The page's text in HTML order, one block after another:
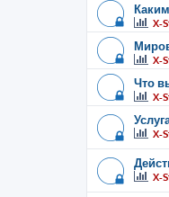
X-
X-
Что
X-
X-
X-